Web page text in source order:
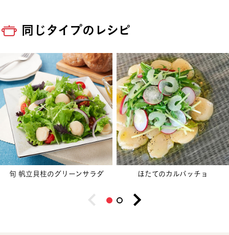
同じタイプのレシピ
旬 帆立貝柱のグリーンサラダ ほたてのカルパッチョ